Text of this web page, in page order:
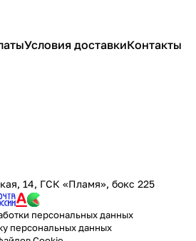
Условия доставкиКонтакты
14, ГСК «Пламя», бокс 225
персональных данных
персональных данных